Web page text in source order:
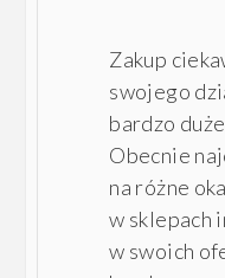
Zakup
swojego
bardzo
Obecnie
na różne
w sklepach
w swoich